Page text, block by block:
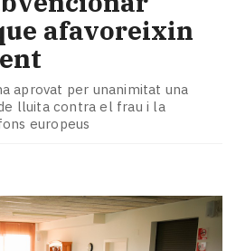
afavoreixin
aprovat per unanimitat una
lluita contra el frau i la
europeus